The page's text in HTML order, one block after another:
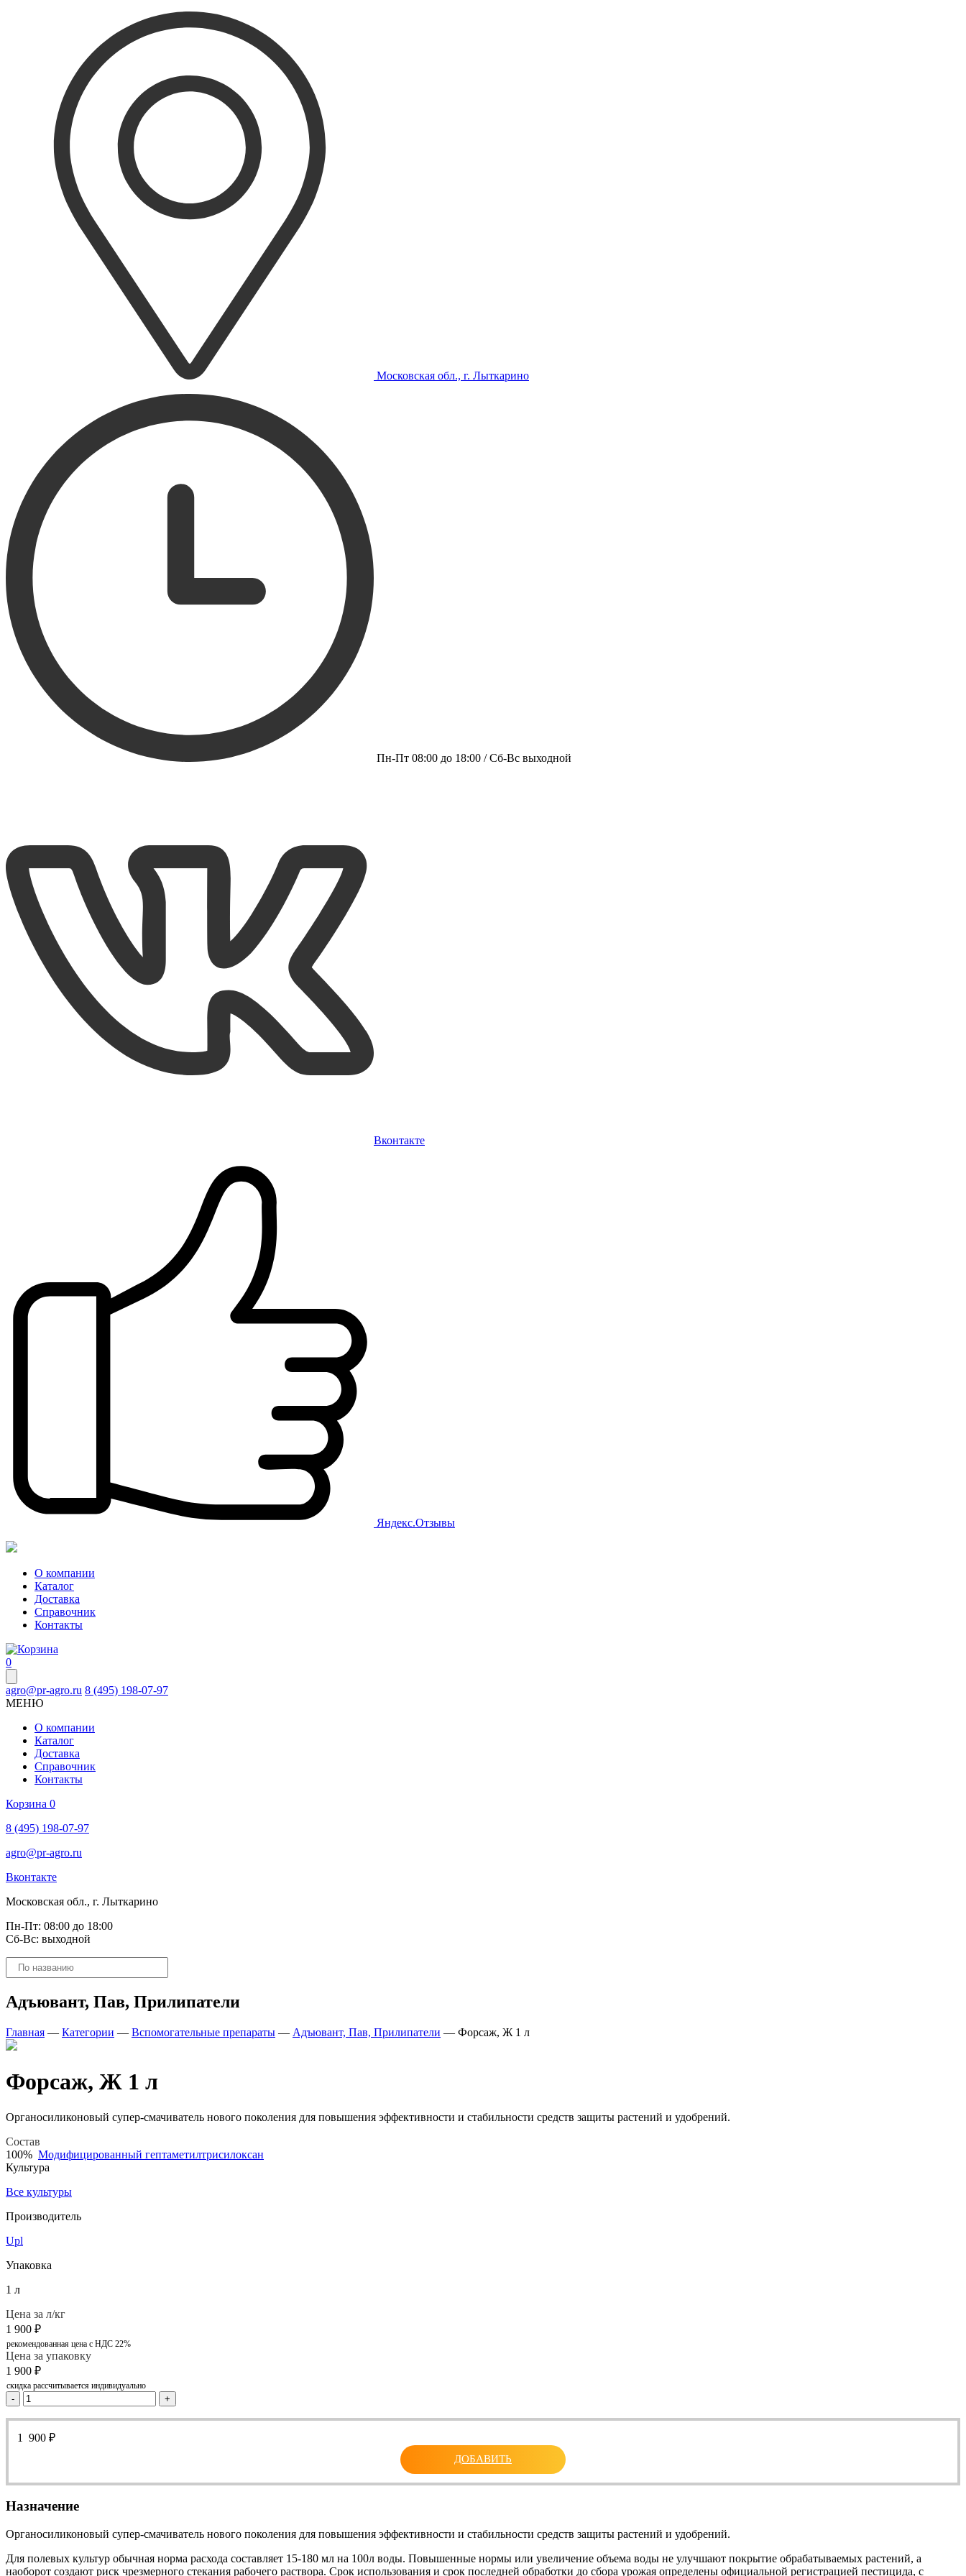
Московская обл., г. Лыткарино
Пн-Пт 08:00 до 18:00 / Сб-Вс выходной
Вконтакте
Яндекс.Отзывы
О компании
Каталог
Доставка
Справочник
Контакты
0
agro@pr-agro.ru 8 (495) 198-07-97
МЕНЮ
О компании
Каталог
Доставка
Справочник
Контакты
Корзина 0
8 (495) 198-07-97
agro@pr-agro.ru
Вконтакте
Московская обл., г. Лыткарино
Пн-Пт: 08:00 до 18:00
Сб-Вс: выходной
Поиск
товаров
Адъювант, Пав, Прилипатели
Главная — Категории — Вспомогательные препараты — Адъювант, Пав, Прилипатели — Форсаж, Ж 1 л
Форсаж, Ж 1 л
Органосиликоновый супер-смачиватель нового поколения для повышения эффективности и стабильности средств защиты растений и удобрений.
Состав
100% Модифицированный гептаметилтрисилоксан
Культура
Все культуры
Производитель
Upl
Упаковка
1 л
Цена за л/кг
1 900 ₽
рекомендованная цена с НДС 22%
Цена за упаковку
1 900 ₽
скидка рассчитывается индивидуально
- +
1 900 ₽
ДОБАВИТЬ
Назначение
Органосиликоновый супер-смачиватель нового поколения для повышения эффективности и стабильности средств защиты растений и удобрений.
Для полевых культур обычная норма расхода составляет 15-180 мл на 100л воды. Повышенные нормы или увеличение объема воды не улучшают покрытие обрабатываемых растений, а
наоборот создают риск чрезмерного стекания рабочего раствора. Срок использования и срок последней обработки до сбора урожая определены официальной регистрацией пестицида, с